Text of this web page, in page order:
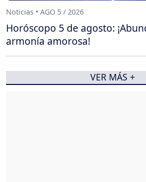
Noticias • AGO 5 / 2026
Horóscopo 5 de agosto:
armonía amorosa!
VER MÁS +